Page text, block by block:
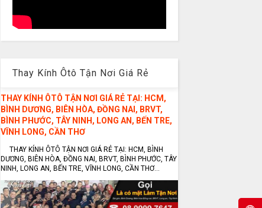
Thay Kính Ôtô Tận Nơi Giá Rẻ
THAY KÍNH ÔTÔ TẬN NƠI GIÁ RẺ TẠI: HCM,
BÌNH DƯƠNG, BIÊN HÒA, ĐỒNG NAI, BRVT,
BÌNH PHƯỚC, TÂY NINH, LONG AN, BẾN TRE,
VĨNH LONG, CẦN THƠ
THAY KÍNH ÔTÔ TẬN NƠI GIÁ RẺ TẠI: HCM, BÌNH
DƯƠNG, BIÊN HÒA, ĐỒNG NAI, BRVT, BÌNH PHƯỚC, TÂY
NINH, LONG AN, BẾN TRE, VĨNH LONG, CẦN THƠ...